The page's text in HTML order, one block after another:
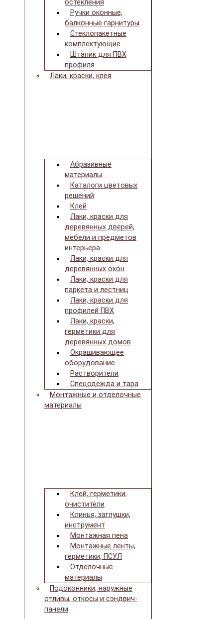
остекления
Ручки оконные,
балконные гарнитуры
Стеклопакетные
комплектующие
Штапик для ПВХ
профиля
Лаки, краски, клея
Абразивные
материалы
Каталоги цветовых
решений
Клей
Лаки, краски для
деревянных дверей,
мебели и предметов
интерьера
Лаки, краски для
деревянных окон
Лаки, краски для
паркета и лестниц
Лаки, краски для
профилей ПВХ
Лаки, краски,
герметики для
деревянных домов
Окрашивающее
оборудование
Растворители
Спецодежда и тара
Монтажные и отделочные
материалы
Клей, герметики,
очистители
Клинья, заглушки,
инструмент
Монтажная пена
Монтажные ленты,
герметики, ПСУЛ
Отделочные
материалы
Подоконники, наружные
отливы, откосы и сэндвич-
панели